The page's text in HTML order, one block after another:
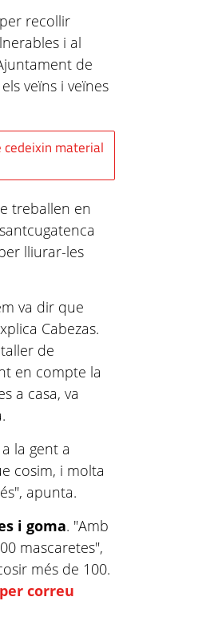
recollir
i al
de
veïns i veïnes
cedeixin material
treballen en
lliurar-les
va dir que
Cabezas.
de
en compte la
a casa, va
la gent a
cosim, i molta
apunta.
i goma. "Amb
mascaretes",
més de 100.
correu